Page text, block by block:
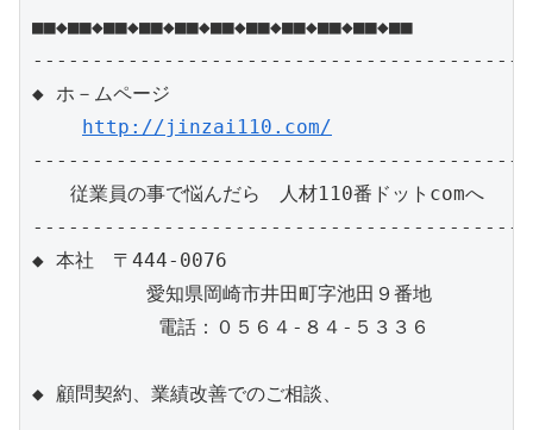
■■◆■■◆■■◆■■◆■■◆■■◆■■◆■■◆■■◆■■◆■■
◆ ホ－ムページ
http://jinzai110.com/
従業員の事で悩んだら　人材110番ドットcomへ
◆ 本社　〒444-0076
愛知県岡崎市井田町字池田９番地
電話：０５６４-８４-５３３６
◆ 顧問契約、業績改善でのご相談、